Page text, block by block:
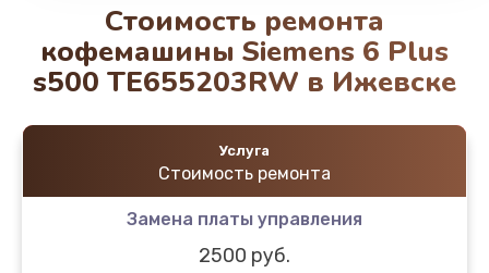
Стоимость ремонта
кофемашины Siemens 6 Plus
s500 TE655203RW в Ижевске
Услуга
Стоимость ремонта
Замена платы управления
2500 руб.